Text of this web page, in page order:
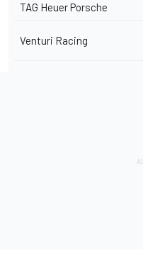
TAG Heuer Porsche
Venturi Racing